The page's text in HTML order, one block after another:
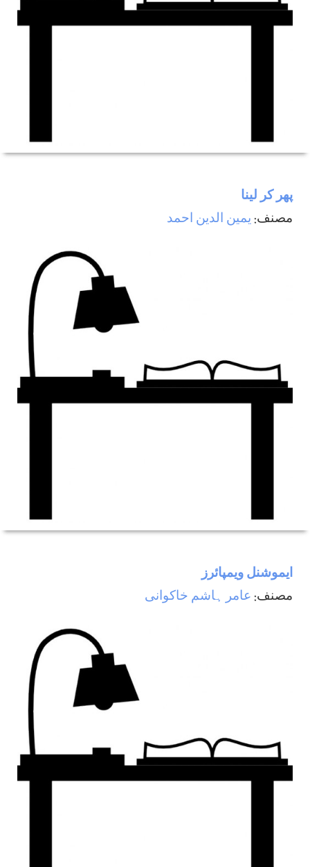
پھر كر لينا
مصنف:يمين الدين احمد
ایموشنل ویمپائرز
مصنف: عامر ہاشم خاکوانی